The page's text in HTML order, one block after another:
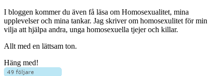
I bloggen kommer du även få läsa om Homosexualitet, mina
upplevelser och mina tankar. Jag skriver om homosexulitet för min
vilja att hjälpa andra, unga homosexuella tjejer och killar.
Allt med en lättsam ton.
Häng med!